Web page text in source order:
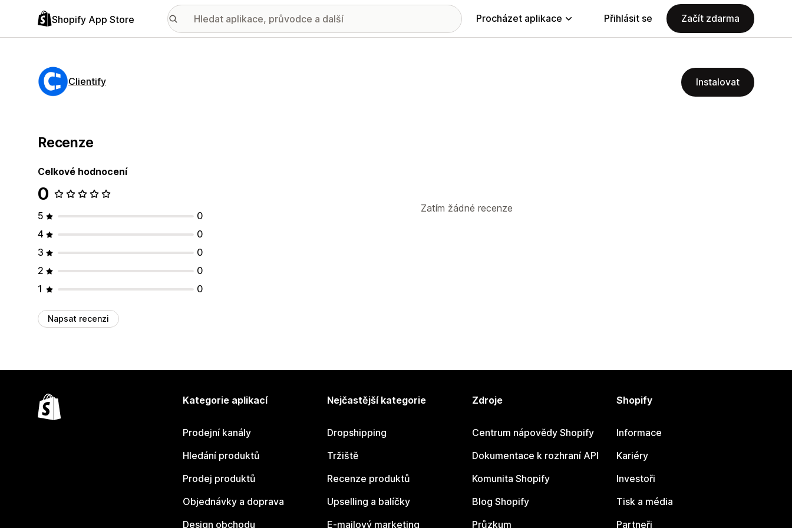
Shopify App Store Procházet aplikace Přihlásit se Začít zdarma
Clientify Instalovat
Recenze
Celkové hodnocení
0
5
0
4
0
3
0
2
0
1
0
Napsat recenzi
Zatím žádné recenze
Kategorie aplikací
Prodejní kanály
Hledání produktů
Prodej produktů
Objednávky a doprava
Design obchodu
Nejčastější kategorie
Dropshipping
Tržiště
Recenze produktů
Upselling a balíčky
E-mailový marketing
Zdroje
Centrum nápovědy Shopify
Dokumentace k rozhraní API
Komunita Shopify
Blog Shopify
Průzkum
Shopify
Informace
Kariéry
Investoři
Tisk a média
Partneři